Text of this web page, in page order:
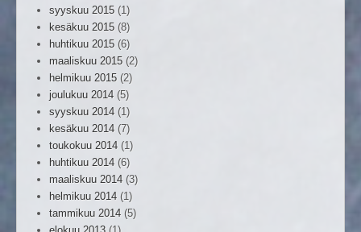
syyskuu 2015 (1)
kesäkuu 2015 (8)
huhtikuu 2015 (6)
maaliskuu 2015 (2)
helmikuu 2015 (2)
joulukuu 2014 (5)
syyskuu 2014 (1)
kesäkuu 2014 (7)
toukokuu 2014 (1)
huhtikuu 2014 (6)
maaliskuu 2014 (3)
helmikuu 2014 (1)
tammikuu 2014 (5)